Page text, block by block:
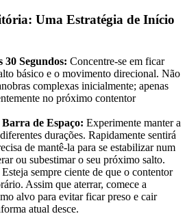
Uma Estratégia de Início
30 Segundos: Concentre-se em ficar
básico e o movimento direcional. Não
complexas inicialmente; apenas
no próximo contentor
de Espaço: Experimente manter a
durações. Rapidamente sentirá
de mantê-la para se estabilizar num
ou subestimar o seu próximo salto.
Esteja sempre ciente de que o contentor
Assim que aterrar, comece a
alvo para evitar ficar preso e cair
atual desce.